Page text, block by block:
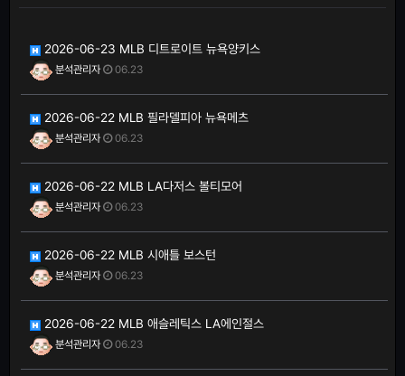
2026-06-23 MLB 디트로이트 뉴욕양키스
분석관리자 06.23
2026-06-22 MLB 필라델피아 뉴욕메츠
분석관리자 06.23
2026-06-22 MLB LA다저스 볼티모어
분석관리자 06.23
2026-06-22 MLB 시애틀 보스턴
분석관리자 06.23
2026-06-22 MLB 애슬레틱스 LA에인절스
분석관리자 06.23